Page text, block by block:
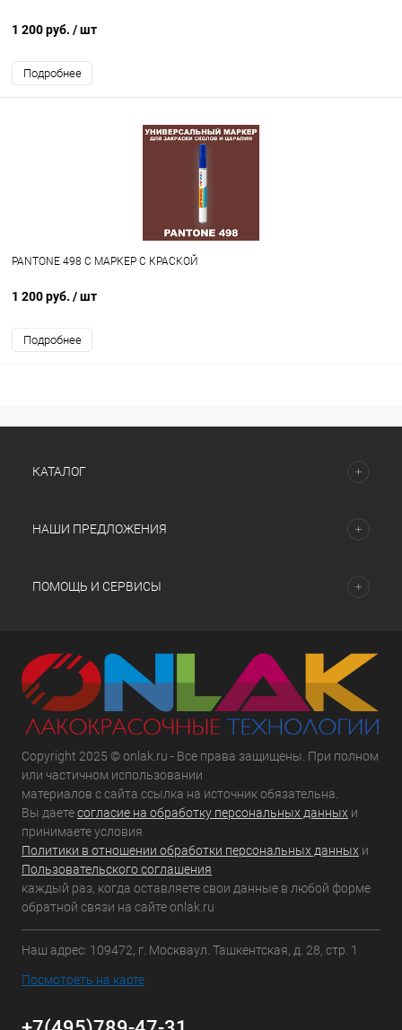
1 200 руб. / шт
Подробнее
PANTONE 498 C МАРКЕР С КРАСКОЙ
1 200 руб. / шт
Подробнее
КАТАЛОГ
НАШИ ПРЕДЛОЖЕНИЯ
ПОМОЩЬ И СЕРВИСЫ
Copyright 2025 © onlak.ru - Все права защищены. При полном
или частичном использовании
материалов с сайта ссылка на источник обязательна.
Вы даетесогласие на обработку персональных данных и
принимаете условия
Политики в отношении обработки персональных данных и
Пользовательского соглашения
каждый раз, когда оставляете свои данные в любой форме
обратной связи на сайте onlak.ru
Наш адрес: 109472, г. Москваул. Ташкентская, д. 28, стр. 1
Посмотреть на карте